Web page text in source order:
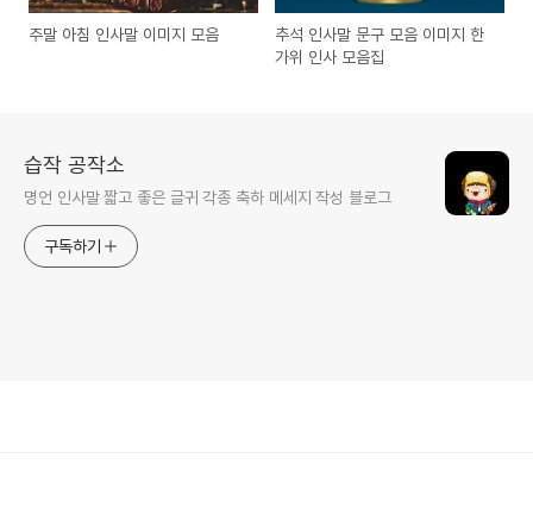
주말 아침 인사말 이미지 모음
추석 인사말 문구 모음 이미지 한
가위 인사 모음집
습작 공작소
명언 인사말 짧고 좋은 글귀 각종 축하 메세지 작성 블로그
구독하기